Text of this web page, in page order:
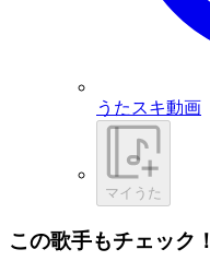
うたスキ動画
マイうた
この歌手もチェック！